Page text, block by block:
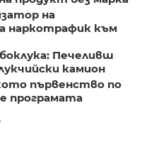
на
наркотрафик към
Печеливш
камион
първенство по
програмата